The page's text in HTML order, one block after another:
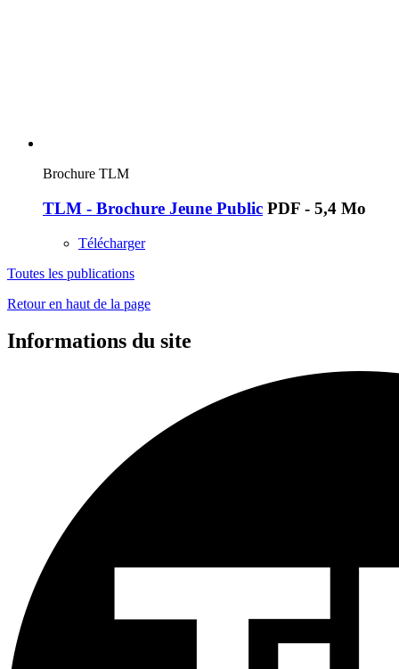
Brochure TLM
TLM - Brochure Jeune Public PDF - 5,4 Mo
Télécharger
Toutes les publications
Retour en haut de la page
Informations du site